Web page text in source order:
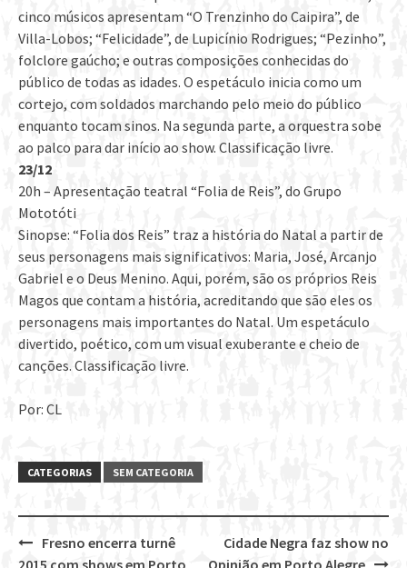
cinco músicos apresentam “O Trenzinho do Caipira”, de
Villa-Lobos; “Felicidade”, de Lupicínio Rodrigues; “Pezinho”,
folclore gaúcho; e outras composições conhecidas do
público de todas as idades. O espetáculo inicia como um
cortejo, com soldados marchando pelo meio do público
enquanto tocam sinos. Na segunda parte, a orquestra sobe
ao palco para dar início ao show. Classificação livre.
23/12
20h – Apresentação teatral “Folia de Reis”, do Grupo
Mototóti
Sinopse: “Folia dos Reis” traz a história do Natal a partir de
seus personagens mais significativos: Maria, José, Arcanjo
Gabriel e o Deus Menino. Aqui, porém, são os próprios Reis
Magos que contam a história, acreditando que são eles os
personagens mais importantes do Natal. Um espetáculo
divertido, poético, com um visual exuberante e cheio de
canções. Classificação livre.
Por: CL
CATEGORIAS SEM CATEGORIA
Cidade Negra faz show no
Fresno encerra turnê